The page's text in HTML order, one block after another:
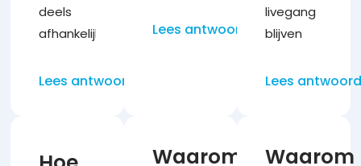
deels
afhankelijk
snel je
Lees antwoord
een
voor
Lees antwoord
livegang
blijven
betrokken.
Lees
Waarom
Waarom